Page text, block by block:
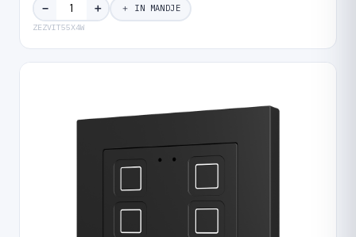
− ＋ ＋ IN MANDJE
ZEZVIT55X4W